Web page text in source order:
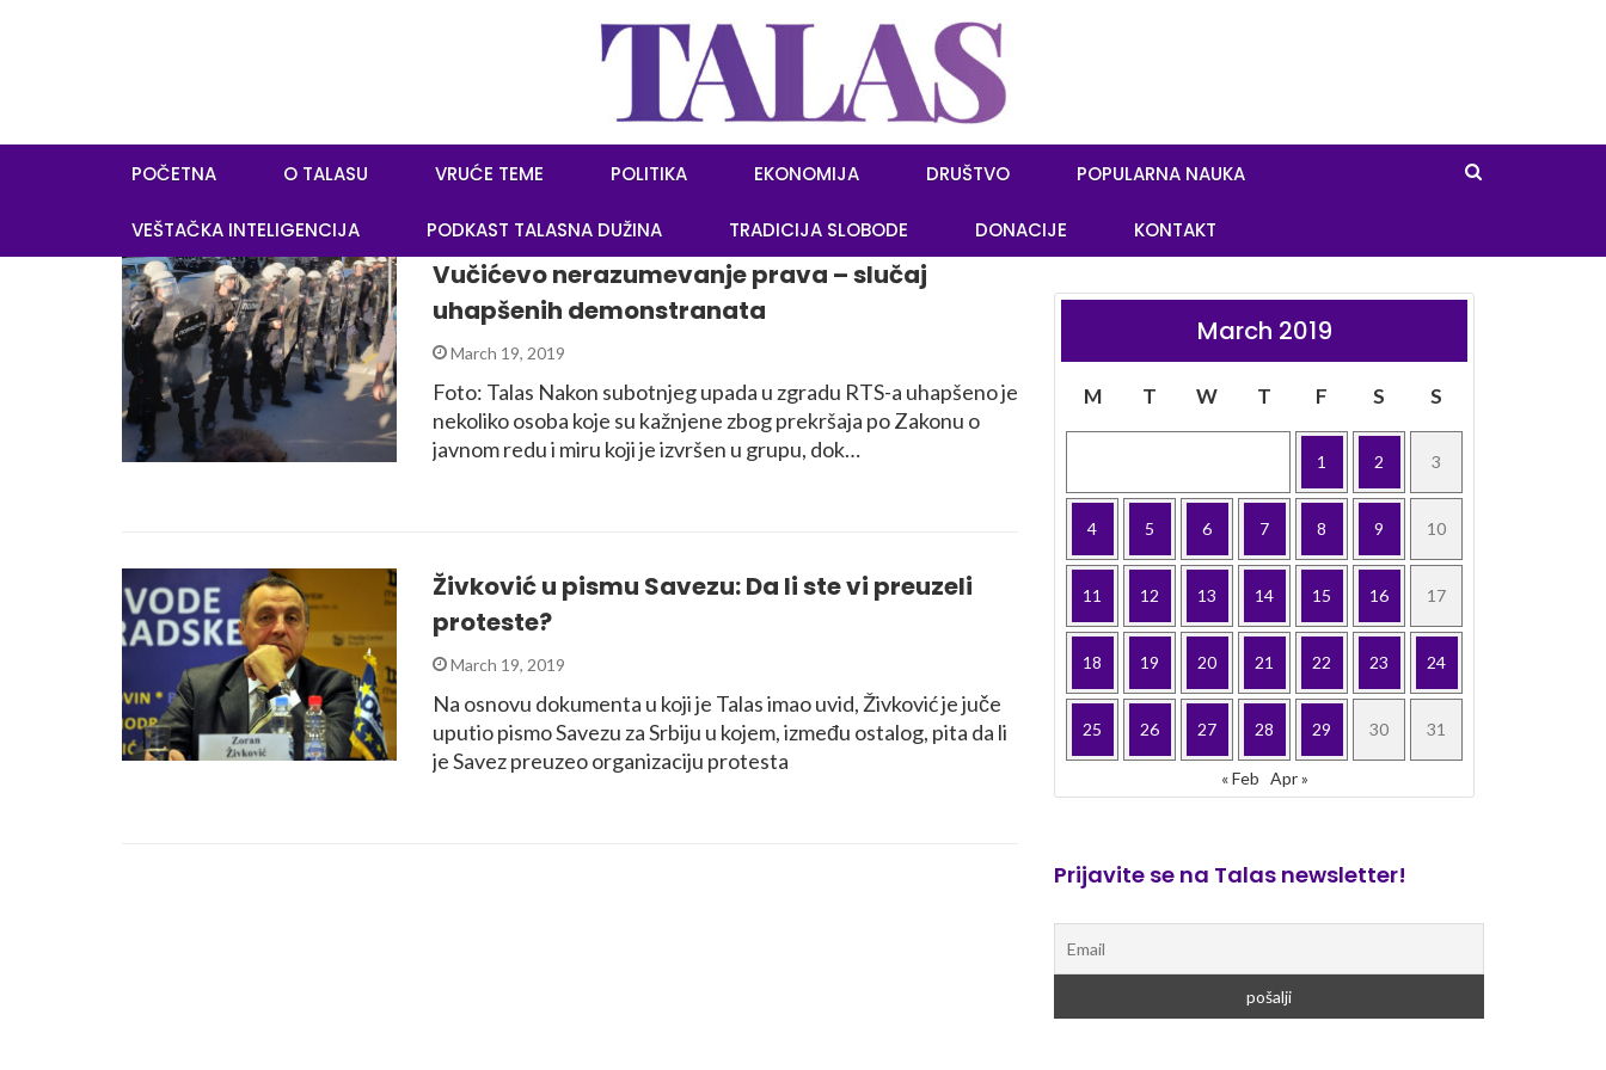
POČETNA O TALASU VRUĆE TEME POLITIKA EKONOMIJA DRUŠTVO POPULARNA NAUKA
VEŠTAČKA INTELIGENCIJA PODKAST TALASNA DUŽINA TRADICIJA SLOBODE DONACIJE KONTAKT
Vučićevo nerazumevanje prava – slučaj
uhapšenih demonstranata
March 19, 2019
Foto: Talas Nakon subotnjeg upada u zgradu RTS-a uhapšeno je
nekoliko osoba koje su kažnjene zbog prekršaja po Zakonu o
javnom redu i miru koji je izvršen u grupu, dok…
Živković u pismu Savezu: Da li ste vi preuzeli
proteste?
March 19, 2019
Na osnovu dokumenta u koji je Talas imao uvid, Živković je juče
uputio pismo Savezu za Srbiju u kojem, između ostalog, pita da li
je Savez preuzeo organizaciju protesta
March 2019
M T W T F S S
1 2 3
4 5 6 7 8 9 10
11 12 13 14 15 16 17
18 19 20 21 22 23 24
25 26 27 28 29 30 31
« Feb Apr »
Prijavite se na Talas newsletter!